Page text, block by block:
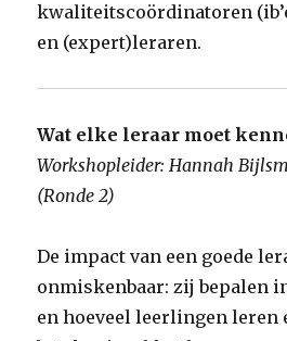
kwaliteitscoördinatoren
en (expert)leraren.
Wat elke leraar moet
Workshopleider: Hannah
(Ronde 2)
De impact van een goede
onmiskenbaar: zij bepalen
en hoeveel leerlingen leren